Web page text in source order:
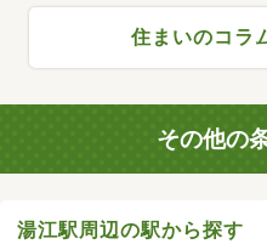
住まいのコラ
その他の
湯江駅周辺の駅から探す